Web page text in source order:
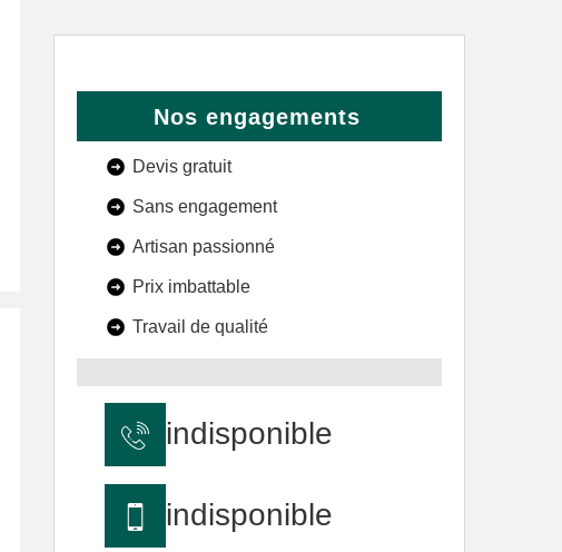
Nos engagements
Devis gratuit
Sans engagement
Artisan passionné
Prix imbattable
Travail de qualité
indisponible
indisponible